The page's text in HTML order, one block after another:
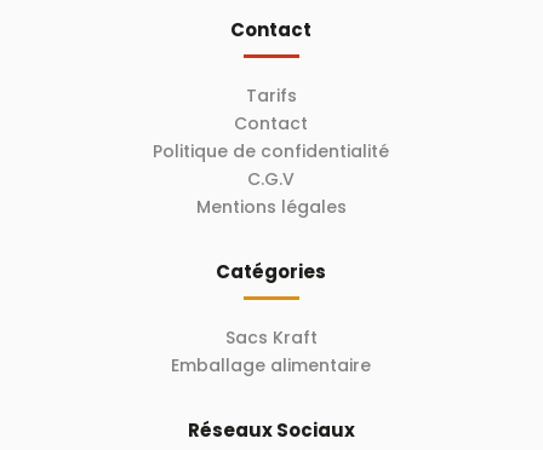
Contact
Tarifs
Contact
Politique de confidentialité
C.G.V
Mentions légales
Catégories
Sacs Kraft
Emballage alimentaire
Réseaux Sociaux